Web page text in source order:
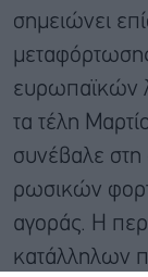
σημειώνει
ευρωπαϊκών
τα τέλη
συνέβαλε στη
ρωσικών
αγοράς. Η
κατάλληλων